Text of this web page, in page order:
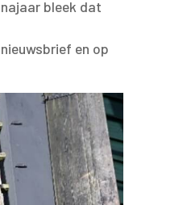
bleek dat
en op